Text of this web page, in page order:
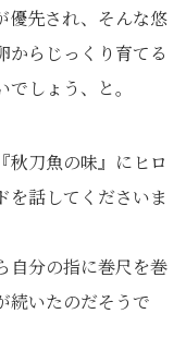
優先され、そんな悠
からじっくり育てる
しょう、と。
秋刀魚の味』にヒロ
を話してくださいま
自分の指に巻尺を巻
続いたのだそうで